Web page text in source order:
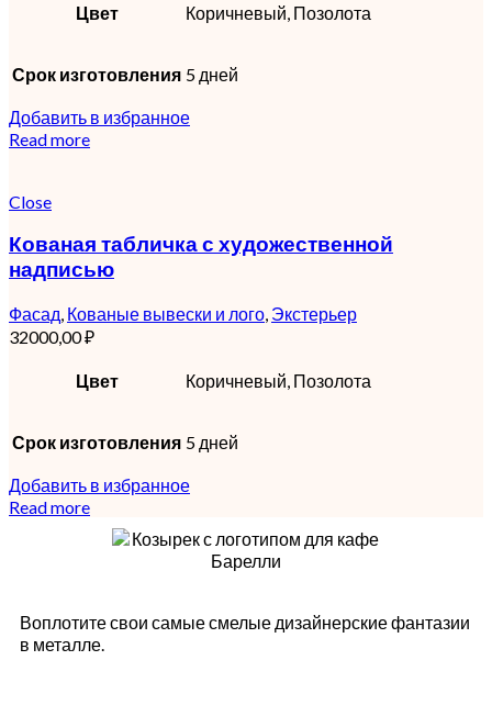
Цвет Коричневый, Позолота
Срок изготовления 5 дней
Добавить в избранное
Read more
Close
Кованая табличка с художественной
надписью
Фасад, Кованые вывески и лого, Экстерьер
32000,00₽
Цвет Коричневый, Позолота
Срок изготовления 5 дней
Добавить в избранное
Read more
Воплотите свои самые смелые дизайнерские фантазии
в металле.